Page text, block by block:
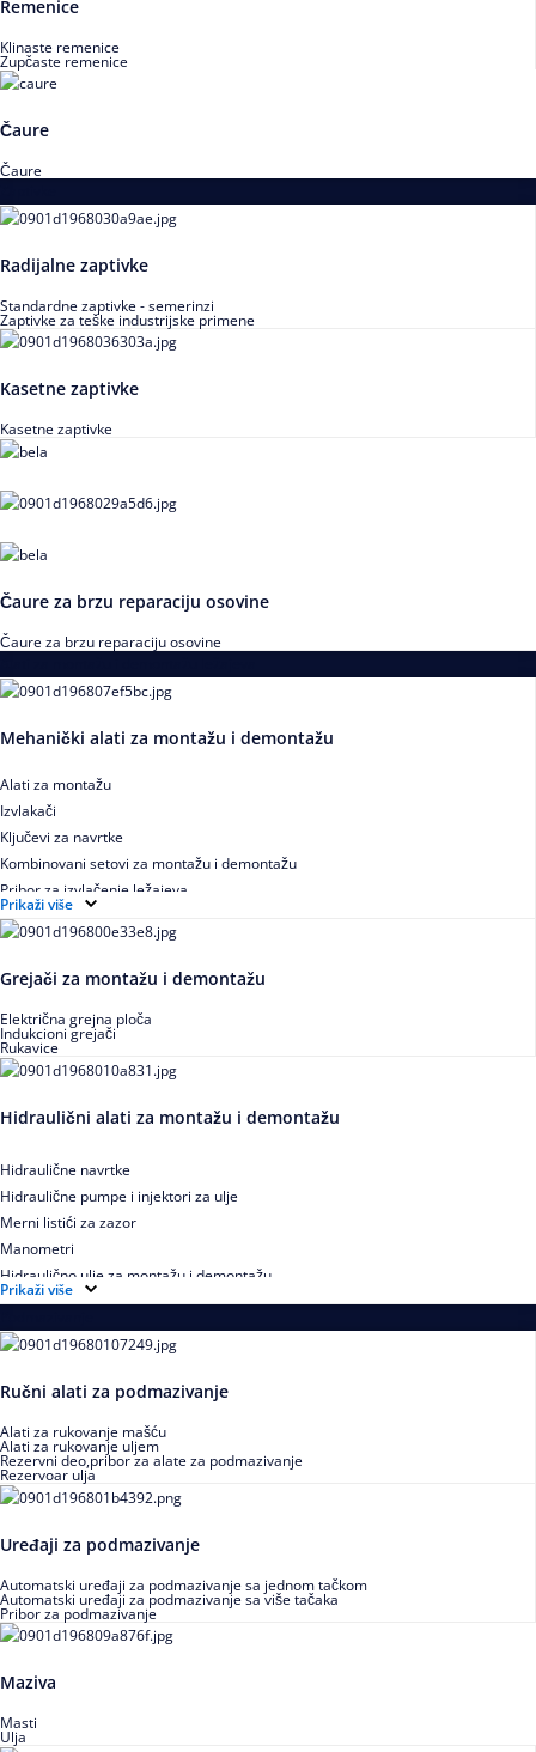
Remenice
Klinaste remenice
Zupčaste remenice
Čaure
Čaure
Radijalne zaptivke
Standardne zaptivke - semerinzi
Zaptivke za teške industrijske primene
Kasetne zaptivke
Kasetne zaptivke
Čaure za brzu reparaciju osovine
Čaure za brzu reparaciju osovine
Mehanički alati za montažu i demontažu
Alati za montažu
Izvlakači
Ključevi za navrtke
Kombinovani setovi za montažu i demontažu
Pribor za izvlačenje ležajeva
Prikaži više
Grejači za montažu i demontažu
Električna grejna ploča
Indukcioni grejači
Rukavice
Hidraulični alati za montažu i demontažu
Hidraulične navrtke
Hidraulične pumpe i injektori za ulje
Merni listići za zazor
Manometri
Hidraulično ulje za montažu i demontažu
Prikaži više
Ručni alati za podmazivanje
Alati za rukovanje mašću
Alati za rukovanje uljem
Rezervni deo,pribor za alate za podmazivanje
Rezervoar ulja
Uređaji za podmazivanje
Automatski uređaji za podmazivanje sa jednom tačkom
Automatski uređaji za podmazivanje sa više tačaka
Pribor za podmazivanje
Maziva
Masti
Ulja